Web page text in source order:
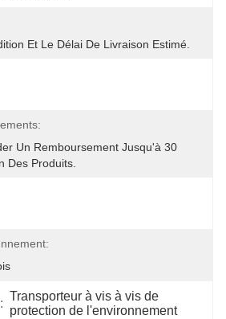
Et Le Délai De Livraison Estimé.
Un Remboursement Jusqu'à 30
Des Produits.
Transporteur à vis à vis de
protection de l'environnement